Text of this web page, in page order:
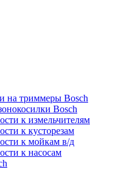
на триммеры Bosch
Bosch
к измельчителям
к кусторезам
к мойкам в/д
к насосам